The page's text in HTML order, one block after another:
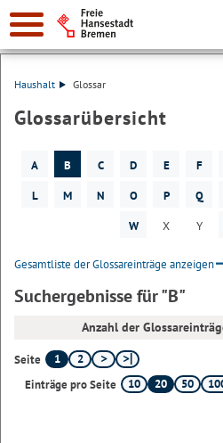
Suche:
Haushalt Glossar
Glossarübersicht
A B C D E F
L
M N O P Q
W
X Y
Gesamtliste der Glossareinträge anzeigen
Suchergebnisse für "B"
Anzahl der
Seite 1
2
Einträge pro Seite
10 20 50